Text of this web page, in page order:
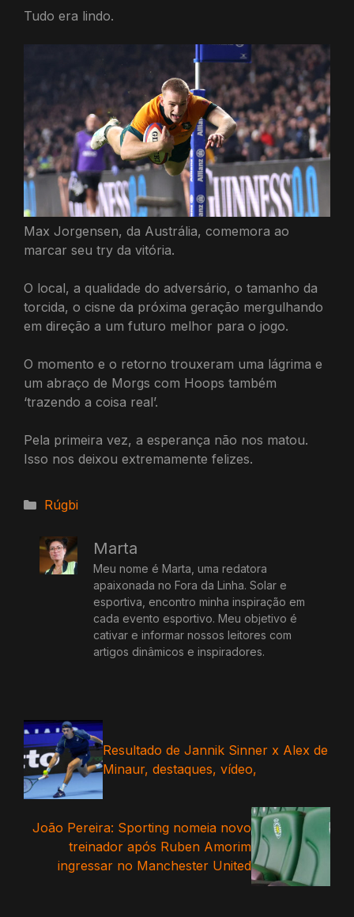
Tudo era lindo.
Max Jorgensen, da Austrália, comemora ao
marcar seu try da vitória.
O local, a qualidade do adversário, o tamanho da
torcida, o cisne da próxima geração mergulhando
em direção a um futuro melhor para o jogo.
O momento e o retorno trouxeram uma lágrima e
um abraço de Morgs com Hoops também
‘trazendo a coisa real’.
Pela primeira vez, a esperança não nos matou.
Isso nos deixou extremamente felizes.
Categorias
Rúgbi
Marta
Meu nome é Marta, uma redatora
apaixonada no Fora da Linha. Solar e
esportiva, encontro minha inspiração em
cada evento esportivo. Meu objetivo é
cativar e informar nossos leitores com
artigos dinâmicos e inspiradores.
Resultado de Jannik Sinner x Alex de
Minaur, destaques, vídeo,
João Pereira: Sporting nomeia novo
treinador após Ruben Amorim
ingressar no Manchester United